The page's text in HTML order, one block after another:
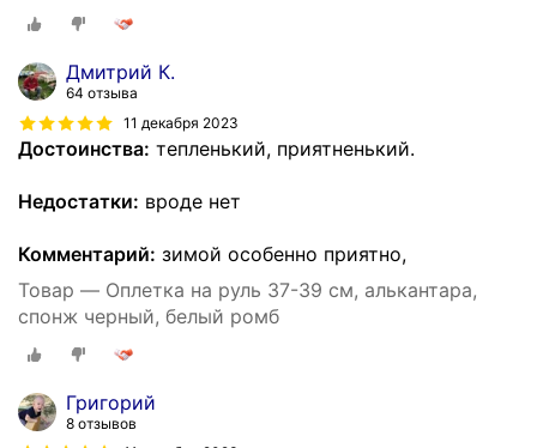
Дмитрий К.
64 отзыва
11 декабря 2023
Достоинства: тепленький, приятненький.
Недостатки: вроде нет
Комментарий: зимой особенно приятно,
Товар — Оплетка на руль 37-39 см, алькантара,
спонж черный, белый ромб
Григорий
8 отзывов